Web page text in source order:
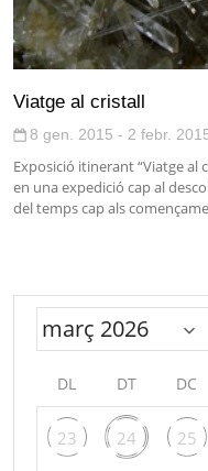
Viatge al cristall
8 gen. 2015 - 2 febr.
Exposició itinerant “Viatge al
en una expedició cap al
del temps cap als
DL DT DC
23 24 25